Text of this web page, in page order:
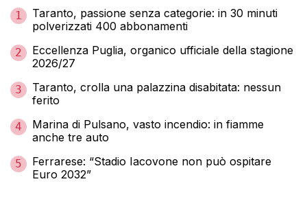
1
Taranto, passione senza categorie: in 30 minuti
polverizzati 400 abbonamenti
2
Eccellenza Puglia, organico ufficiale della stagione
2026/27
3
Taranto, crolla una palazzina disabitata: nessun
ferito
4
Marina di Pulsano, vasto incendio: in fiamme
anche tre auto
5
Ferrarese: “Stadio Iacovone non può ospitare
Euro 2032”